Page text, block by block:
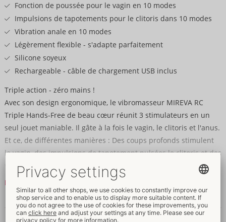
Fonction de poussée pour le vagin en 10 modes
Impulsions de tapotements pour le clitoris dans 10 modes
Vibration anale en 10 modes
Légèrement flexible - s'adapte parfaitement
Silicone soyeux
Rechargeable - câble de chargement USB inclus
Triple action - zéro mains !
Avec son design ergonomique, le vibromasseur MIREVA RC
Triple Hands-Free de beau cœur réunit 3 stimulateurs en un
seul jouet maniable. Il gâte à la fois le vagin, le clitoris et l'anus.
Et ce, de différentes manières : Des coups profonds stimulent
le vagin, des impulsions de tapotement pulsées le clitoris et des
vibrations profondes la zone anale. Fabriqué en silicone souple,
avec des structures douces et légèrement flexibles, le triple toy
s'adapte parfaitement au corps et aux mouvements. On peut
ainsi profiter de tout le plaisir, même les mains libres !
Lire la suite
Données et propriétés